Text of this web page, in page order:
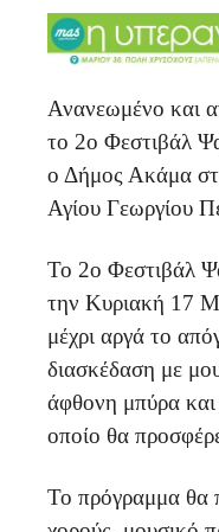
Ανανεωμένο και
το 2ο Φεστιβάλ
ο Δήμος Ακάμα
Αγίου Γεωργίου
Το 2ο Φεστιβάλ
την Κυριακή 17
μέχρι αργά το
διασκέδαση με
άφθονη μπύρα
οποίο θα
Το πρόγραμμα θα